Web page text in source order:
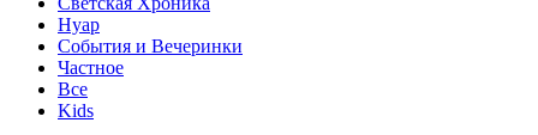
Нуар
События и Вечеринки
Частное
Все
Kids